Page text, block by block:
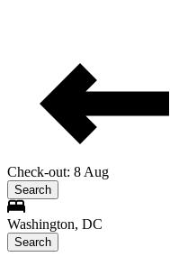
Check-out: 8 Aug
Search
Washington, DC
Search